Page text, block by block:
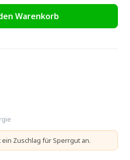
Warenkorb
Zuschlag für Sperrgut an.